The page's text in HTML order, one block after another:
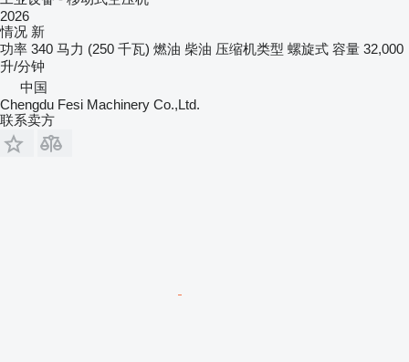
2026
情况 新
功率 340 马力 (250 千瓦) 燃油 柴油 压缩机类型 螺旋式 容量 32,000
升/分钟
中国
Chengdu Fesi Machinery Co.,Ltd.
联系卖方